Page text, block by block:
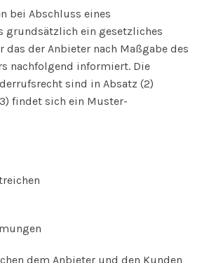
bei Abschluss eines
grundsätzlich ein gesetzliches
der Anbieter nach Maßgabe des
nachfolgend informiert. Die
sind in Absatz (2)
findet sich ein Muster-
dem Anbieter und den Kunden